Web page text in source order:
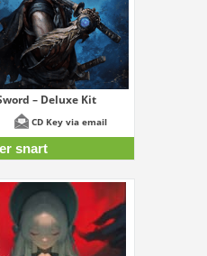
– Deluxe Kit
CD Key via email
snart